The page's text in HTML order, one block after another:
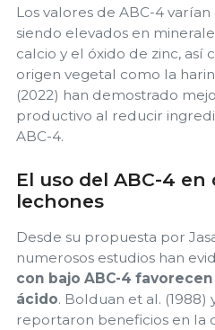
Los valores de ABC-4
siendo elevados en
calcio y el óxido de zinc, así
origen vegetal como la
(2022) han demostrado
productivo al reducir
ABC-4.
El uso del ABC-4 en
lechones
Desde su propuesta por
numerosos estudios han
con bajo ABC-4
ácido. Bolduan et al. (1988)
reportaron beneficios en la